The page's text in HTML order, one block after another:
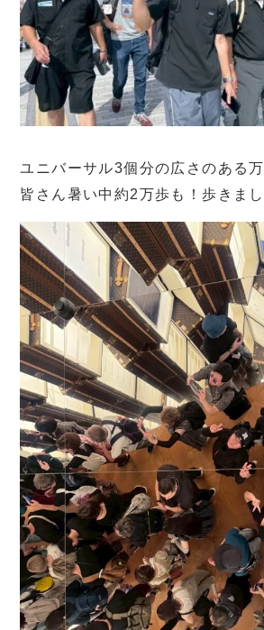
ユニバーサル3個分の広さのある万
皆さん暑い中約2万歩も！歩きまし